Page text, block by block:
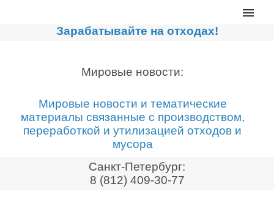
Главная
Сортировочные линии
Дробильное оборудование
Компакторы, контейнеры
Реализованные проекты
Видео
Зарабатывайте на отходах!
Мировые новости:
Мировые новости и тематические
материалы связанные с производством,
переработкой и утилизацией отходов и
мусора
Санкт-Петербург:
8 (812) 409-30-77